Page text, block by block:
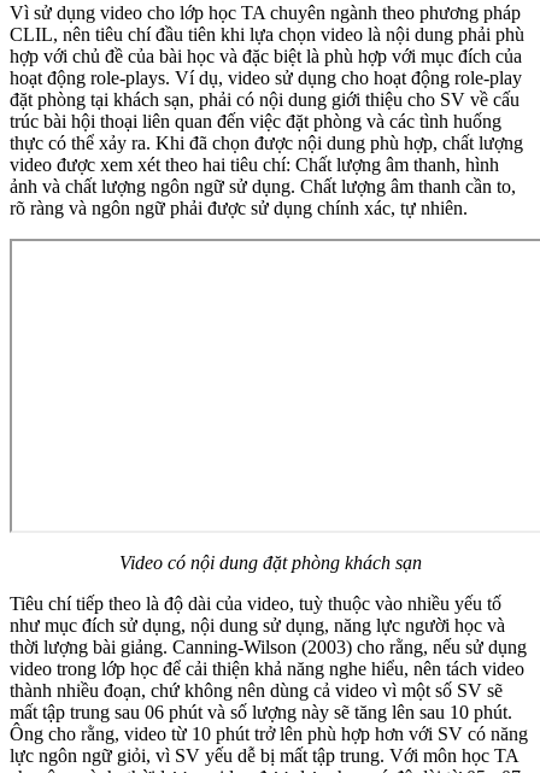
Vì sử dụng video cho lớp học TA chuyên ngành theo phương pháp
CLIL, nên tiêu chí đầu tiên khi lựa chọn video là nội dung phải phù
hợp với chủ đề của bài học và đặc biệt là phù hợp với mục đích của
hoạt động role-plays. Ví dụ, video sử dụng cho hoạt động role-play
đặt phòng tại khách sạn, phải có nội dung giới thiệu cho SV về cấu
trúc bài hội thoại liên quan đến việc đặt phòng và các tình huống
thực có thể xảy ra. Khi đã chọn được nội dung phù hợp, chất lượng
video được xem xét theo hai tiêu chí: Chất lượng âm thanh, hình
ảnh và chất lượng ngôn ngữ sử dụng. Chất lượng âm thanh cần to,
rõ ràng và ngôn ngữ phải được sử dụng chính xác, tự nhiên.
Video có nội dung đặt phòng khách sạn
Tiêu chí tiếp theo là độ dài của video, tuỳ thuộc vào nhiều yếu tố
như mục đích sử dụng, nội dung sử dụng, năng lực người học và
thời lượng bài giảng. Canning-Wilson (2003) cho rằng, nếu sử dụng
video trong lớp học để cải thiện khả năng nghe hiểu, nên tách video
thành nhiều đoạn, chứ không nên dùng cả video vì một số SV sẽ
mất tập trung sau 06 phút và số lượng này sẽ tăng lên sau 10 phút.
Ông cho rằng, video từ 10 phút trở lên phù hợp hơn với SV có năng
lực ngôn ngữ giỏi, vì SV yếu dễ bị mất tập trung. Với môn học TA